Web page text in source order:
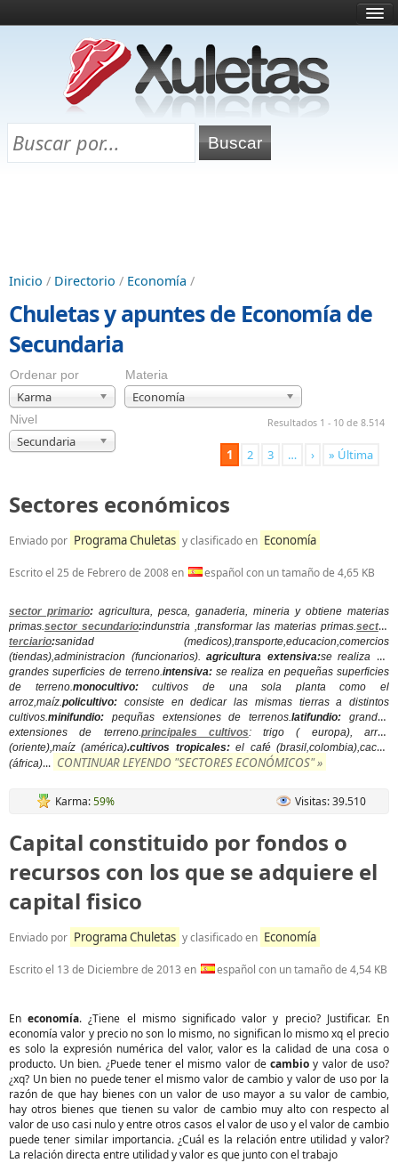
¿Qué es esto?
Directorio
Chuletas para exámenes
Inicio / Directorio / Economía /
Chuletas y apuntes de Economía de
Secundaria
Ordenar por
Karma
Materia
Economía
Nivel
Secundaria
Resultados 1 - 10 de 8.514
1 2 3 … › » Última
Sectores económicos
Enviado por Programa Chuletas y clasificado en Economía
Escrito el 25 de Febrero de 2008en español con un tamaño de 4,65 KB
sector primario: agricultura, pesca, ganaderia, mineria y obtiene materias
primas.sector secundario:indunstria ,transformar las materias primas.sector
terciario:sanidad (medicos),transporte,educacion,comercios
(tiendas),administracion (funcionarios).agricultura extensiva:se realiza en
grandes superficies de terreno.intensiva:se realiza en pequeñas superficies
de terreno.monocultivo:cultivos de una sola planta como el
arroz,maíz.policultivo: consiste en dedicar las mismas tierras a distintos
cultivos.minifundio: pequñas extensiones de terrenos.latifundio: grandes
extensiones de terreno.principales cultivos: trigo ( europa), arroz
(oriente),maíz (américa).cultivos tropicales:el café (brasil,colombia),cacao
(áfrica)... CONTINUAR LEYENDO "SECTORES ECONÓMICOS" »
Karma:59% Visitas: 39.510
Capital constituido por fondos o
recursos con los que se adquiere el
capital fisico
Enviado por Programa Chuletas y clasificado en Economía
Escrito el 13 de Diciembre de 2013 en español con un tamaño de 4,54 KB
Eneconomía. ¿Tiene el mismo significado valor y precio? Justificar. En
economía valor y precio no son lo mismo, no significan lo mismo xq el precio
es solo la expresión numérica del valor, valor es la calidad de una cosa o
producto. Un bien. ¿Puede tener el mismo valor decambio y valor de uso?
¿xq? Un bien no puede tener el mismo valor de cambio y valor de uso por la
razón de que hay bienes con un valor de uso mayor a su valor de cambio,
hay otros bienes que tienen su valor de cambio muy alto con respecto al
valor de uso casi nulo y entre otros casos el valor de uso y el valor de cambio
puede tener similar importancia. ¿Cuál es la relación entre utilidad y valor?
La relación directa entre utilidad y valor es que junto con el trabajo